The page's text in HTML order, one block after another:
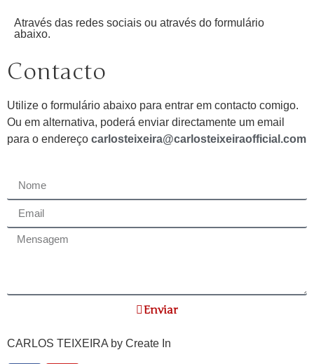
Através das redes sociais ou através do formulário
abaixo.
Contacto
Utilize o formulário abaixo para entrar em contacto comigo.
Ou em alternativa, poderá enviar directamente um email
para o endereço carlosteixeira@carlosteixeiraofficial.com
Enviar
CARLOS TEIXEIRA by Create In